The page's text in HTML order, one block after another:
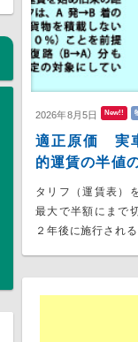
2026年8月5日 New!!
適正原価 実
的運賃の半値
タリフ（運賃表）
最大で半額にまで
２年後に施行され